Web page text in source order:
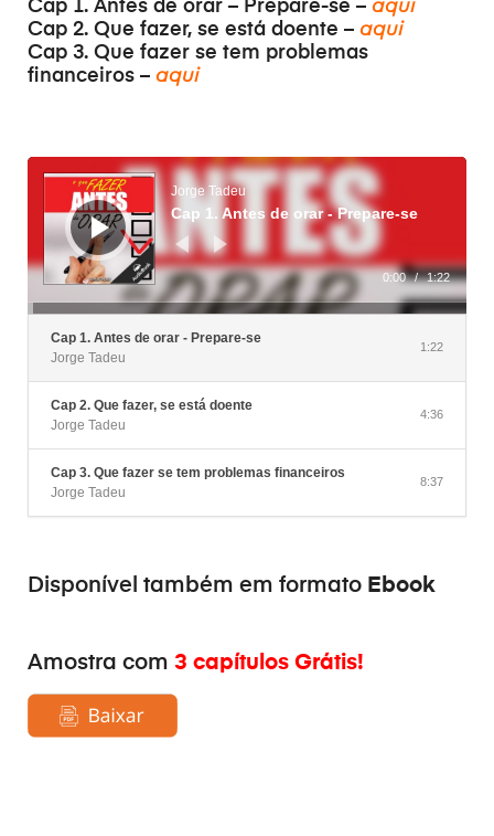
Cap 1. Antes de orar – Prepare-se – aqui
Cap 2. Que fazer, se está doente – aqui
Cap 3. Que fazer se tem problemas
financeiros – aqui
Lecteur
audio
Jorge Tadeu
Cap 1. Antes de orar - Prepare-se
0:00 / 1:22
Cap 1. Antes de orar - Prepare-se
Jorge Tadeu
1:22
Cap 2. Que fazer, se está doente
Jorge Tadeu
4:36
Cap 3. Que fazer se tem problemas financeiros
Jorge Tadeu
8:37
Disponível também em formato Ebook
Amostra com 3 capítulos Grátis!